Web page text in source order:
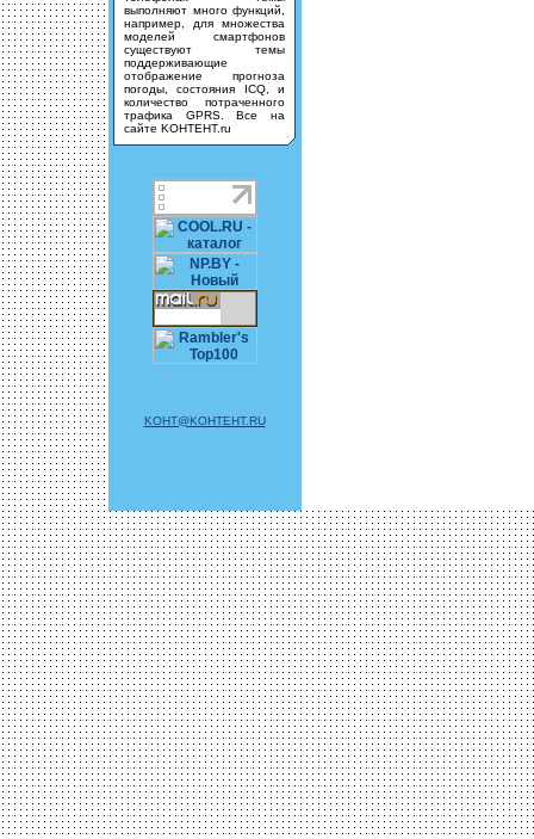
выполняют много функций,
например, для множества
моделей смартфонов
существуют темы
поддерживающие
отображение прогноза
погоды, состояния ICQ, и
количество потраченного
трафика GPRS. Все на
сайте KOHTEHT.ru
KOHT@KOHTEHT.RU